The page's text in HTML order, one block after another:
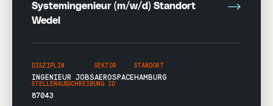
Systemingenieur (m/w/d) Standort
Wedel
DISZIPLIN
INGENIEUR JOBS
SEKTOR
AEROSPACE
STANDORT
HAMBURG
STELLENAUSSCHREIBUNG ID
87043